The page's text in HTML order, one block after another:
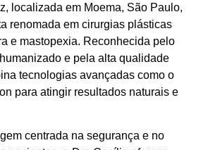
localizada em Moema, São Paulo,
renomada em cirurgias plásticas
e mastopexia. Reconhecida pelo
e pela alta qualidade
tecnologias avançadas como o
para atingir resultados naturais e
centrada na segurança e no